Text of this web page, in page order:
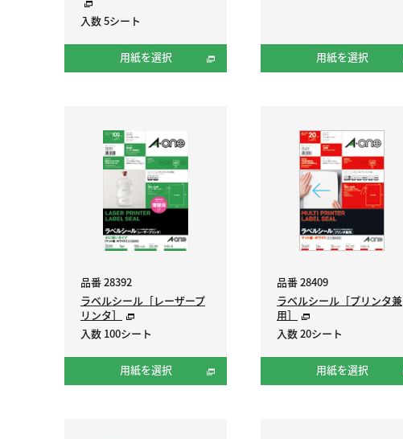
入数 5シート
用紙を選択 用紙を選択
品番 28392
ラベルシール［レーザープ
リンタ］
入数 100シート
用紙を選択
品番 28409
ラベルシール［プリンタ兼
用］
入数 20シート
用紙を選択